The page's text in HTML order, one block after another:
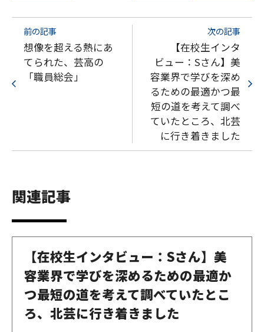
前の記事
想像を超える熱にあ
てられた、芸高の
「職員総会」
次の記事
【在校生インタ
ビュー：Sさん】美
容業界で学びを深め
るための最適かつ最
短の道を考えて調べ
ていたところ、北芸
に行き着きました
関連記事
【在校生インタビュー：Sさん】美
容業界で学びを深めるための最適か
つ最短の道を考えて調べていたとこ
ろ、北芸に行き着きました